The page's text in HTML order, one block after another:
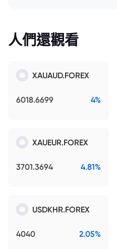
人們還觀看
XAUAUD.FOREX
6018.6699 4%
XAUEUR.FOREX
3701.3694 4.81%
USDKHR.FOREX
4040 2.05%